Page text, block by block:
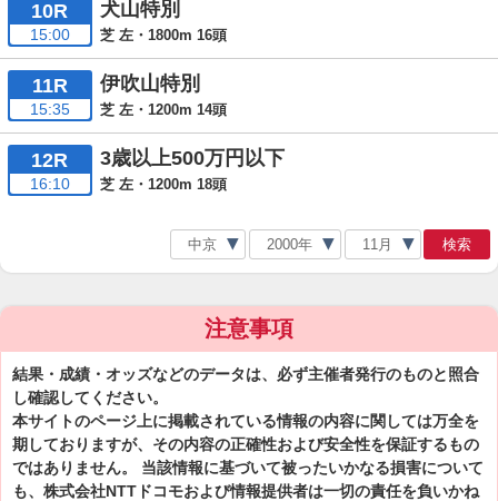
10R
15:00
犬山特別
芝 左・1800m 16頭
11R
15:35
伊吹山特別
芝 左・1200m 14頭
12R
16:10
3歳以上500万円以下
芝 左・1200m 18頭
検索
注意事項
結果・成績・オッズなどのデータは、必ず主催者発行のものと照合
し確認してください。
本サイトのページ上に掲載されている情報の内容に関しては万全を
期しておりますが、その内容の正確性および安全性を保証するもの
ではありません。 当該情報に基づいて被ったいかなる損害について
も、株式会社NTTドコモおよび情報提供者は一切の責任を負いかね